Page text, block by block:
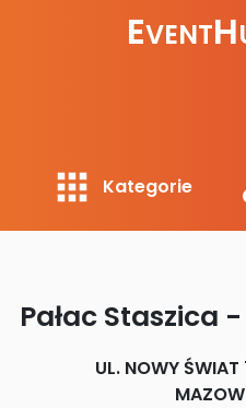
EVENTH
Kategorie
Pałac Staszica
UL. NOWY